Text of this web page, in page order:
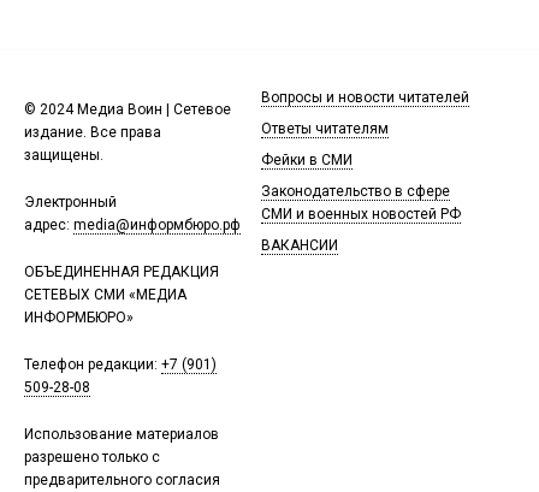
© 2024 Медиа Воин | Сетевое
издание. Все права
защищены.
Электронный
адрес: media@информбюро.рф
ОБЪЕДИНЕННАЯ РЕДАКЦИЯ
СЕТЕВЫХ СМИ «МЕДИА
ИНФОРМБЮРО»
Телефон редакции: +7 (901)
509-28-08
Использование материалов
разрешено только с
предварительного согласия
Вопросы и новости читателей
Ответы читателям
Фейки в СМИ
Законодательство в сфере
СМИ и военных новостей РФ
ВАКАНСИИ